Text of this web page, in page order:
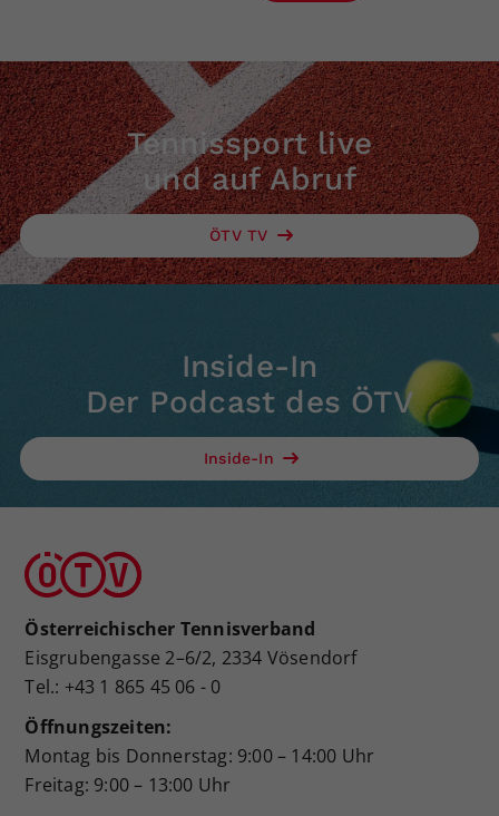
Tennissport live
und auf Abruf
ÖTV TV
Inside-In
Der Podcast des ÖTV
Inside-In
Österreichischer Tennisverband
Eisgrubengasse 2–6/2, 2334 Vösendorf
Tel.: +43 1 865 45 06 - 0
Öffnungszeiten:
Montag bis Donnerstag: 9:00 – 14:00 Uhr
Freitag: 9:00 – 13:00 Uhr